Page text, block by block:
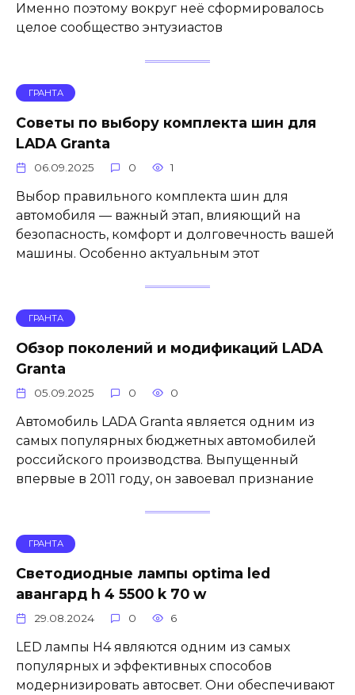
Именно поэтому вокруг неё сформировалось
целое сообщество энтузиастов
ГРАНТА
Советы по выбору комплекта шин для
LADA Granta
06.09.2025 0 1
Выбор правильного комплекта шин для
автомобиля — важный этап, влияющий на
безопасность, комфорт и долговечность вашей
машины. Особенно актуальным этот
ГРАНТА
Обзор поколений и модификаций LADA
Granta
05.09.2025 0 0
Автомобиль LADA Granta является одним из
самых популярных бюджетных автомобилей
российского производства. Выпущенный
впервые в 2011 году, он завоевал признание
ГРАНТА
Светодиодные лампы optima led
авангард h 4 5500 k 70 w
29.08.2024 0 6
LED лампы H4 являются одним из самых
популярных и эффективных способов
модернизировать автосвет. Они обеспечивают